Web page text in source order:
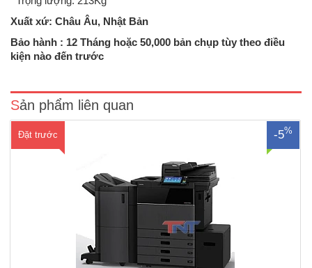
Xuất xứ: Châu Âu, Nhật Bản
Bảo hành : 12 Tháng hoặc 50,000 bản chụp tùy theo điều
kiện nào đến trước
Sản phẩm liên quan
Đặt trước -5%
Máy Photocopy màu Toshiba e-Studio 6506AC máy cũ nhâp khẩu sản
xuất năm 2018 Máy Photocopy kỹ thuật số, Laser Màu Tốc độ bản
màu: 65 bản/phút Chức năng: COPY MÀU + IN MÀU MẠNG + SCAN